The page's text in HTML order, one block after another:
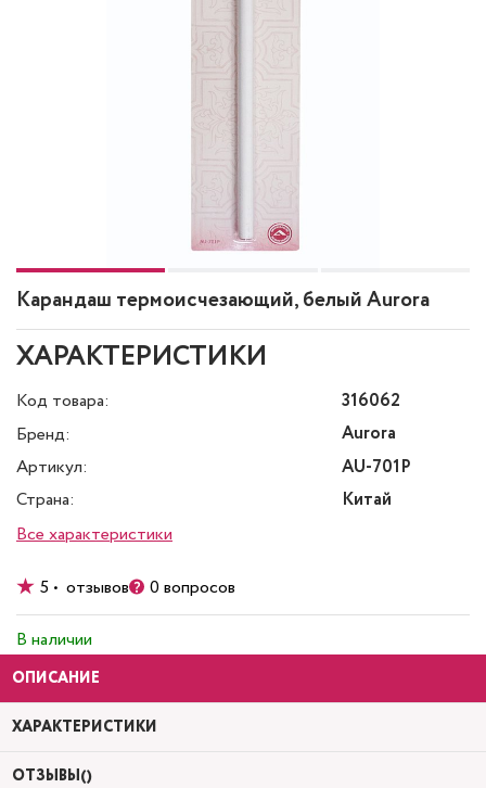
Карандаш термоисчезающий, белый Aurora
ХАРАКТЕРИСТИКИ
Код товара:
316062
Бренд:
Aurora
Артикул:
AU-701P
Страна:
Китай
Все характеристики
5 • отзывов 0 вопросов
В наличии
ОПИСАНИЕ
ХАРАКТЕРИСТИКИ
ОТЗЫВЫ()